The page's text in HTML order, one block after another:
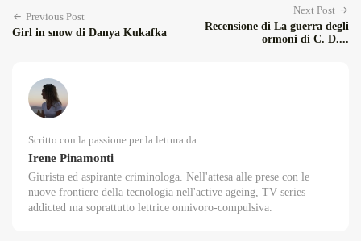
Previous Post
Girl in snow di Danya Kukafka
Next Post
Recensione di La guerra degli
ormoni di C. D....
Scritto con la passione per la lettura da
Irene Pinamonti
Giurista ed aspirante criminologa. Nell'attesa alle prese con le
nuove frontiere della tecnologia nell'active ageing, TV series
addicted ma soprattutto lettrice onnivoro-compulsiva.